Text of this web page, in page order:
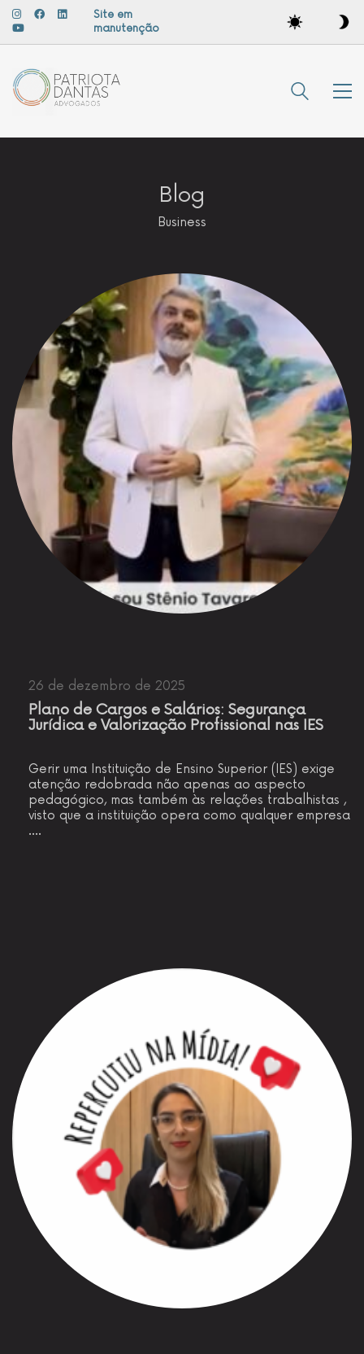
Site em
manutenção
Blog
Business
26 de dezembro de 2025
Plano de Cargos e Salários: Segurança
Jurídica e Valorização Profissional nas IES
Gerir uma Instituição de Ensino Superior (IES) exige
atenção redobrada não apenas ao aspecto
pedagógico, mas também às relações trabalhistas ,
visto que a instituição opera como qualquer empresa
.…